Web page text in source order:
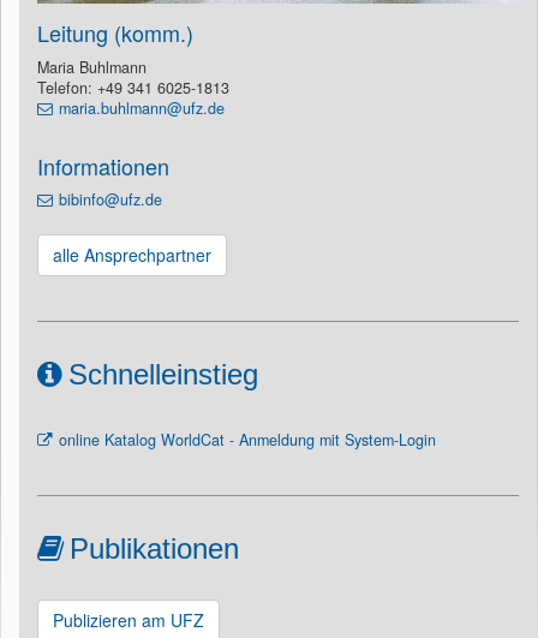
Leitung (komm.)
Maria Buhlmann
Telefon: +49 341 6025-1813
maria.buhlmann@ufz.de
Informationen
bibinfo@ufz.de
alle Ansprechpartner
Schnelleinstieg
online Katalog WorldCat - Anmeldung mit System-Login
Publikationen
Publizieren am UFZ